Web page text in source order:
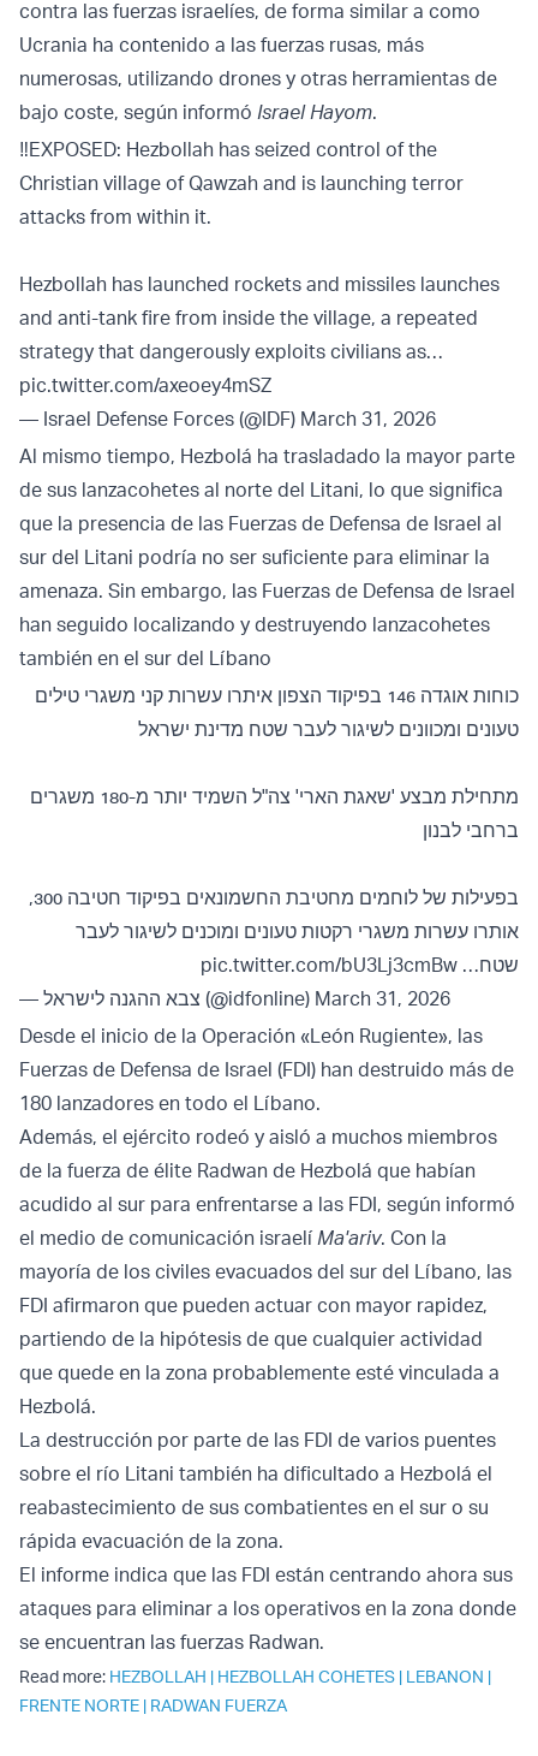
contra las fuerzas israelíes, de forma similar a como
Ucrania ha contenido a las fuerzas rusas, más
numerosas, utilizando drones y otras herramientas de
bajo coste, según informó Israel Hayom.
‼️EXPOSED: Hezbollah has seized control of the
Christian village of Qawzah and is launching terror
attacks from within it.
Hezbollah has launched rockets and missiles launches
and anti-tank fire from inside the village, a repeated
strategy that dangerously exploits civilians as…
pic.twitter.com/axeoey4mSZ
— Israel Defense Forces (@IDF) March 31, 2026
Al mismo tiempo, Hezbolá ha trasladado la mayor parte
de sus lanzacohetes al norte del Litani, lo que significa
que la presencia de las Fuerzas de Defensa de Israel al
sur del Litani podría no ser suficiente para eliminar la
amenaza. Sin embargo, las Fuerzas de Defensa de Israel
han seguido localizando y destruyendo lanzacohetes
también en el sur del Líbano
כוחות אוגדה 146 בפיקוד הצפון איתרו עשרות קני משגרי טילים
טעונים ומכוונים לשיגור לעבר שטח מדינת ישראל
מתחילת מבצע 'שאגת הארי' צה"ל השמיד יותר מ-180 משגרים
ברחבי לבנון
בפעילות של לוחמים מחטיבת החשמונאים בפיקוד חטיבה 300,
אותרו עשרות משגרי רקטות טעונים ומוכנים לשיגור לעבר
שטח… pic.twitter.com/bU3Lj3cmBw
— צבא ההגנה לישראל (@idfonline) March 31, 2026
Desde el inicio de la Operación «León Rugiente», las
Fuerzas de Defensa de Israel (FDI) han destruido más de
180 lanzadores en todo el Líbano.
Además, el ejército rodeó y aisló a muchos miembros
de la fuerza de élite Radwan de Hezbolá que habían
acudido al sur para enfrentarse a las FDI, según informó
el medio de comunicación israelí Ma'ariv. Con la
mayoría de los civiles evacuados del sur del Líbano, las
FDI afirmaron que pueden actuar con mayor rapidez,
partiendo de la hipótesis de que cualquier actividad
que quede en la zona probablemente esté vinculada a
Hezbolá.
La destrucción por parte de las FDI de varios puentes
sobre el río Litani también ha dificultado a Hezbolá el
reabastecimiento de sus combatientes en el sur o su
rápida evacuación de la zona.
El informe indica que las FDI están centrando ahora sus
ataques para eliminar a los operativos en la zona donde
se encuentran las fuerzas Radwan.
Read more: HEZBOLLAH | HEZBOLLAH COHETES | LEBANON |
FRENTE NORTE | RADWAN FUERZA